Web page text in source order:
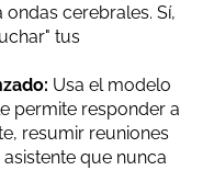
cerebrales. Sí,
tus
Usa el modelo
permite responder a
resumir reuniones
que nunca